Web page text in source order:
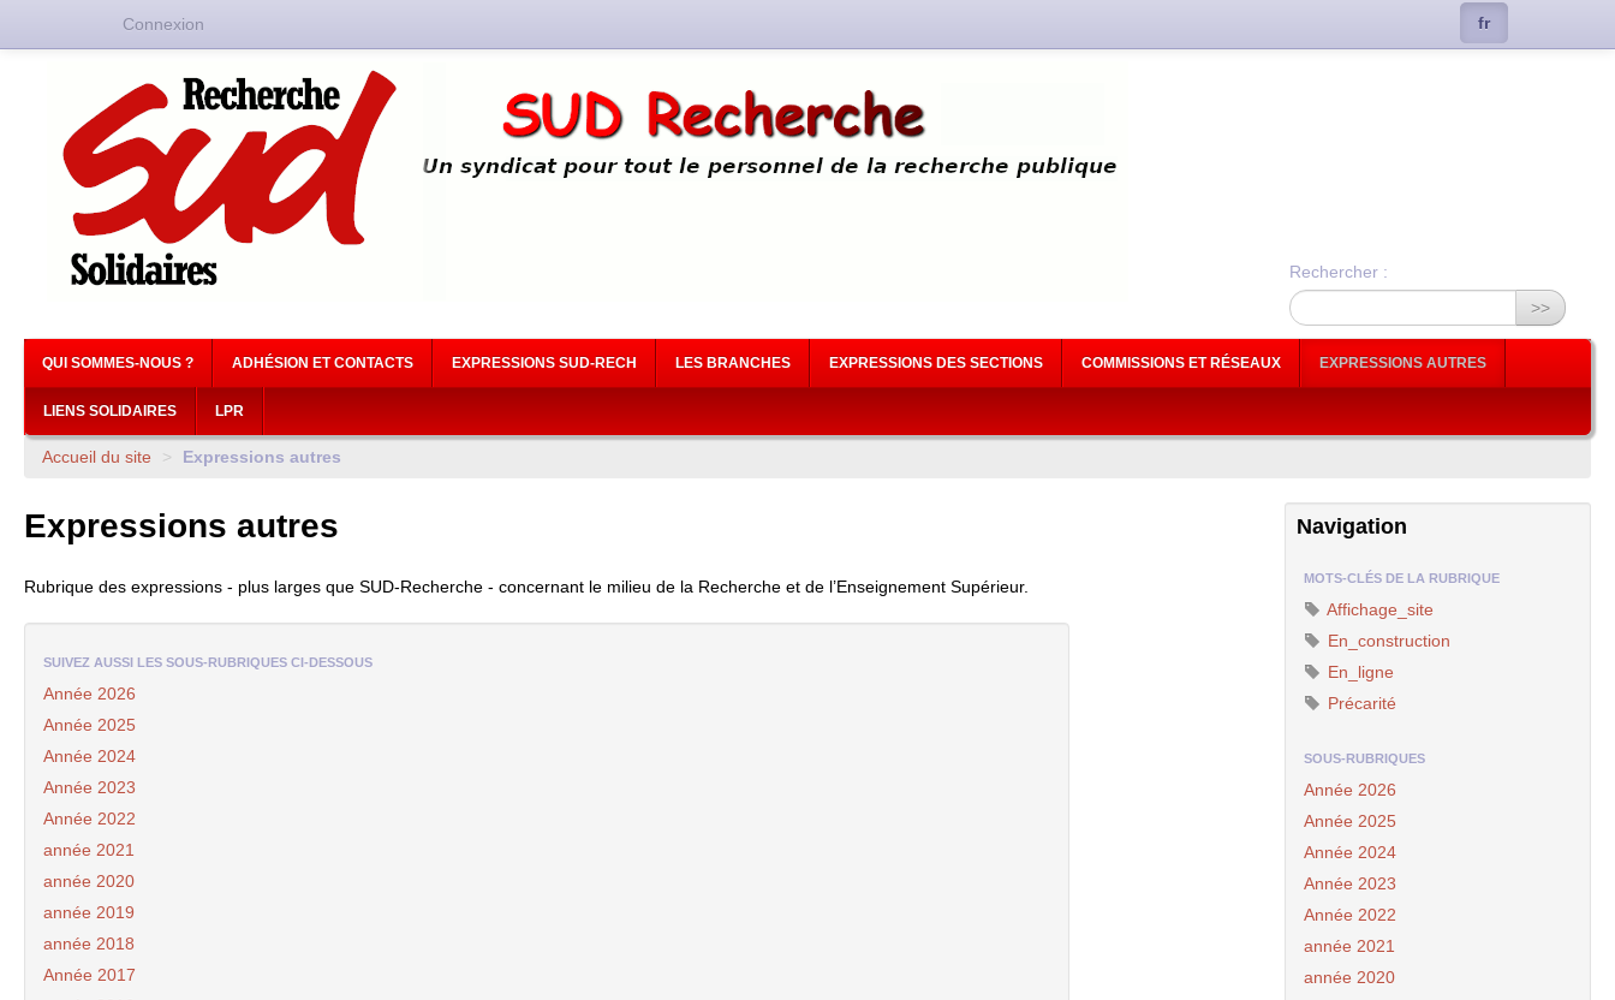
Rechercher :
>>
QUI SOMMES-NOUS ? ADHÉSION ET CONTACTS EXPRESSIONS SUD-RECH LES BRANCHES EXPRESSIONS DES SECTIONS COMMISSIONS ET RÉSEAUX EXPRESSIONS AUTRES
LIENS SOLIDAIRES LPR
Accueil du site > Expressions autres
Expressions autres
Rubrique des expressions - plus larges que SUD-Recherche - concernant le milieu de la Recherche et de l’Enseignement Supérieur.
SUIVEZ AUSSI LES SOUS-RUBRIQUES CI-DESSOUS
Année 2026
Année 2025
Année 2024
Année 2023
Année 2022
année 2021
année 2020
année 2019
année 2018
Année 2017
Navigation
MOTS-CLÉS DE LA RUBRIQUE
Affichage_site
En_construction
En_ligne
Précarité
SOUS-RUBRIQUES
Année 2026
Année 2025
Année 2024
Année 2023
Année 2022
année 2021
année 2020
Connexion fr